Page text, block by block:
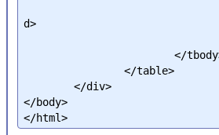
d>
</
			</tbody>
		</table>
	</div>
</body>